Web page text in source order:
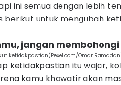
ini semua dengan lebih
berikut untuk mengubah
jangan
ketidakpastian(Pexel.com/Omar
ketidakpastian itu wajar,
kamu khawatir akan